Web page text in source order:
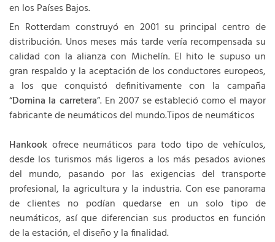
en los Países Bajos.
En Rotterdam construyó en 2001 su principal centro de
distribución. Unos meses más tarde vería recompensada su
calidad con la alianza con Michelín. El hito le supuso un
gran respaldo y la aceptación de los conductores europeos,
a los que conquistó definitivamente con la campaña
“Domina la carretera”. En 2007 se estableció como el mayor
fabricante de neumáticos del mundo.Tipos de neumáticos
Hankook ofrece neumáticos para todo tipo de vehículos,
desde los turismos más ligeros a los más pesados aviones
del mundo, pasando por las exigencias del transporte
profesional, la agricultura y la industria. Con ese panorama
de clientes no podían quedarse en un solo tipo de
neumáticos, así que diferencian sus productos en función
de la estación, el diseño y la finalidad.